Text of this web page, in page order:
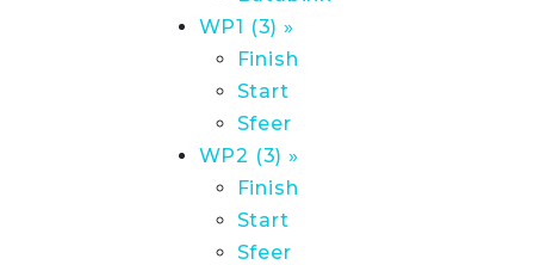
WP1 (3) »
Finish
Start
Sfeer
WP2 (3) »
Finish
Start
Sfeer